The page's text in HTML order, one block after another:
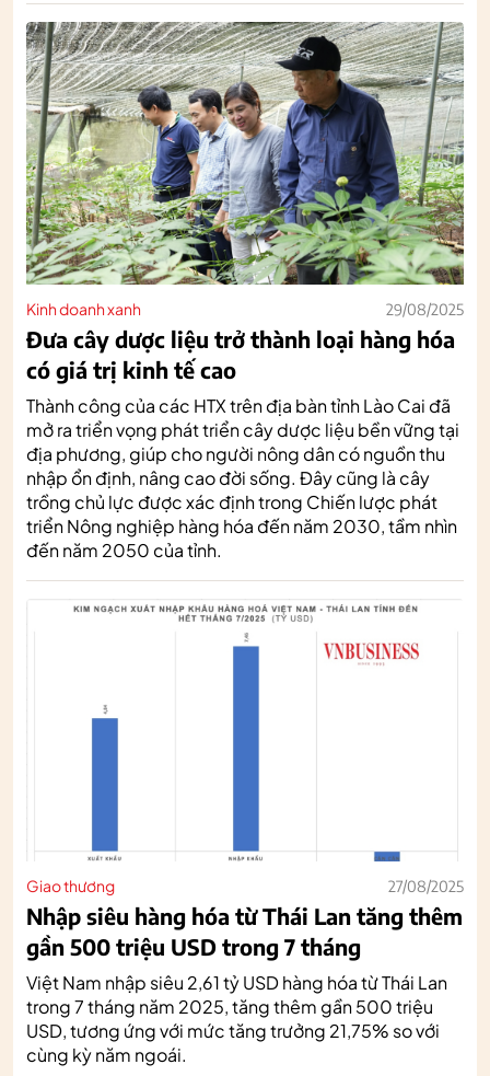
Kinh doanh xanh 29/08/2025
Đưa cây dược liệu trở thành loại hàng hóa
có giá trị kinh tế cao
Thành công của các HTX trên địa bàn tỉnh Lào Cai đã
mở ra triển vọng phát triển cây dược liệu bền vững tại
địa phương, giúp cho người nông dân có nguồn thu
nhập ổn định, nâng cao đời sống. Đây cũng là cây
trồng chủ lực được xác định trong Chiến lược phát
triển Nông nghiệp hàng hóa đến năm 2030, tầm nhìn
đến năm 2050 của tỉnh.
Giao thương 27/08/2025
Nhập siêu hàng hóa từ Thái Lan tăng thêm
gần 500 triệu USD trong 7 tháng
Việt Nam nhập siêu 2,61 tỷ USD hàng hóa từ Thái Lan
trong 7 tháng năm 2025, tăng thêm gần 500 triệu
USD, tương ứng với mức tăng trưởng 21,75% so với
cùng kỳ năm ngoái.